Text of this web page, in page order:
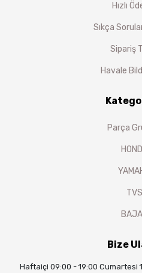
Hızlı
Sıkça
Sipariş
Havale
Parça
TVS
Bize
Haftaiçi 09:00 - 19:00 Cumartesi